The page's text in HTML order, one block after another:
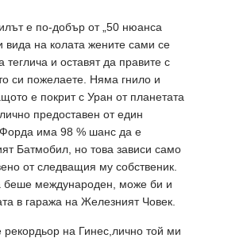
е по-добър от „50 нюанса
вида на колата жените сами се
теглича и оставят да правите с
си пожелаете. Няма гнило и
е покрит с Уран от планетата
предоставен от един
има 98 % шанс да е
Батмобил, но това зависи само
от следващия му собственик.
беше международен, може би и
в гаража на Железният Човек.
рекордьор на Гинес,лично той ми